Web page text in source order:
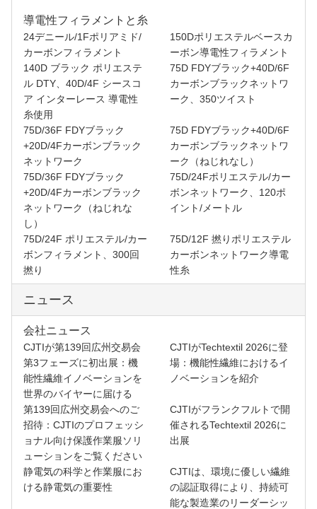
導電性フィラメントと糸
24デニール/1Fポリアミド/
カーボンフィラメント
150Dポリエステルベースカ
ーボン導電性フィラメント
140D ブラック ポリエステ
ル DTY、40D/4F シースコ
ア インターレース 導電性
糸使用
75D FDYブラック+40D/6F
カーボンブラックネットワ
ーク、350ツイスト
75D/36F FDYブラック
+20D/4Fカーボンブラック
ネットワーク
75D FDYブラック+40D/6F
カーボンブラックネットワ
ーク（ねじれなし）
75D/36F FDYブラック
+20D/4Fカーボンブラック
ネットワーク（ねじれな
し）
75D/24Fポリエステル/カー
ボンネットワーク、120ポ
イント/メートル
75D/24F ポリエステル/カー
ボンフィラメント、300回
撚り
75D/12F 撚りポリエステル
カーボンネットワーク導電
性糸
ニュース
会社ニュース
CJTIが第139回広州交易会
第3フェーズに初出展：機
能性繊維イノベーションを
世界のバイヤーに届ける
CJTIがTechtextil 2026に登
場：機能性繊維におけるイ
ノベーションを紹介
第139回広州交易会へのご
招待：CJTIのプロフェッシ
ョナル向け保護作業服ソリ
ューションをご覧ください
CJTIがフランクフルトで開
催されるTechtextil 2026に
出展
静電気の科学と作業服にお
ける静電気の重要性
CJTIは、環境に優しい繊維
の認証取得により、持続可
能な製造業のリーダーシッ